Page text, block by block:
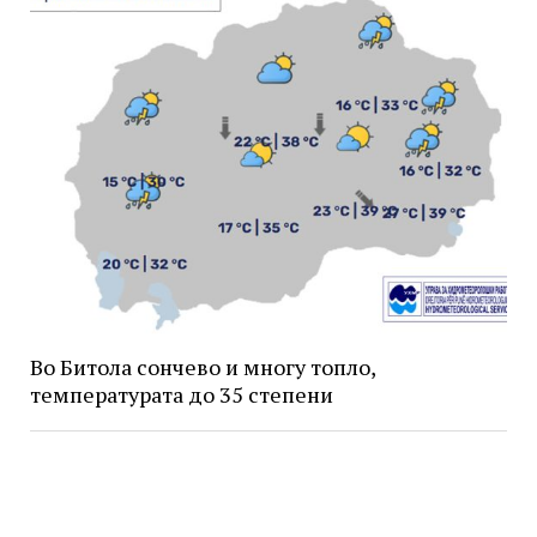
Во Битола сончево и многу топло,
температурата до 35 степени